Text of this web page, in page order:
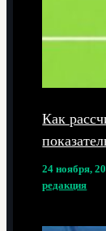
Как
24 ноября,
редакция